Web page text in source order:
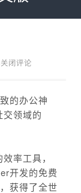
闭评论
的办公神
领域的
率工具，
开发的免费
获得了全世